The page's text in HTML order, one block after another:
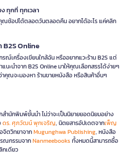
ทุกที่ ทุกเวลา
ณช้อปได้ตลอดวันตลอดคืน อยากได้อะไร แค่คลิก
B2S Online
ณ์เครื่องเขียนใกล้ฉัน หรืออยากแวะร้าน B2S แต่
แนะนำจาก B2S Online มาให้คุณเลือกสรรได้ง่ายๆ
คุณจะมองหา ร้านขายหนังสือ หรือสินค้าอื่นๆ
สำนักพิมพ์ชั้นนำ ไม่ว่าจะเป็นนิยายยอดนิยมอย่าง
ดร. ศุภวัฒน์ พุกเจริญ, นิตยสารอัปเดตจากเพ็ญ
จิตวิทยาจากMugunghwa Publishing, หนังสือ
ณกรรมจากNanmeebooks ทั้งหมดนี้สามารถซื้อ
กเดียว